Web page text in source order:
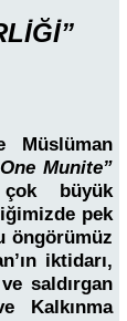
Müslüman
Munite”
çok büyük
pek
öngörümüz
iktidarı,
saldırgan
Kalkınma